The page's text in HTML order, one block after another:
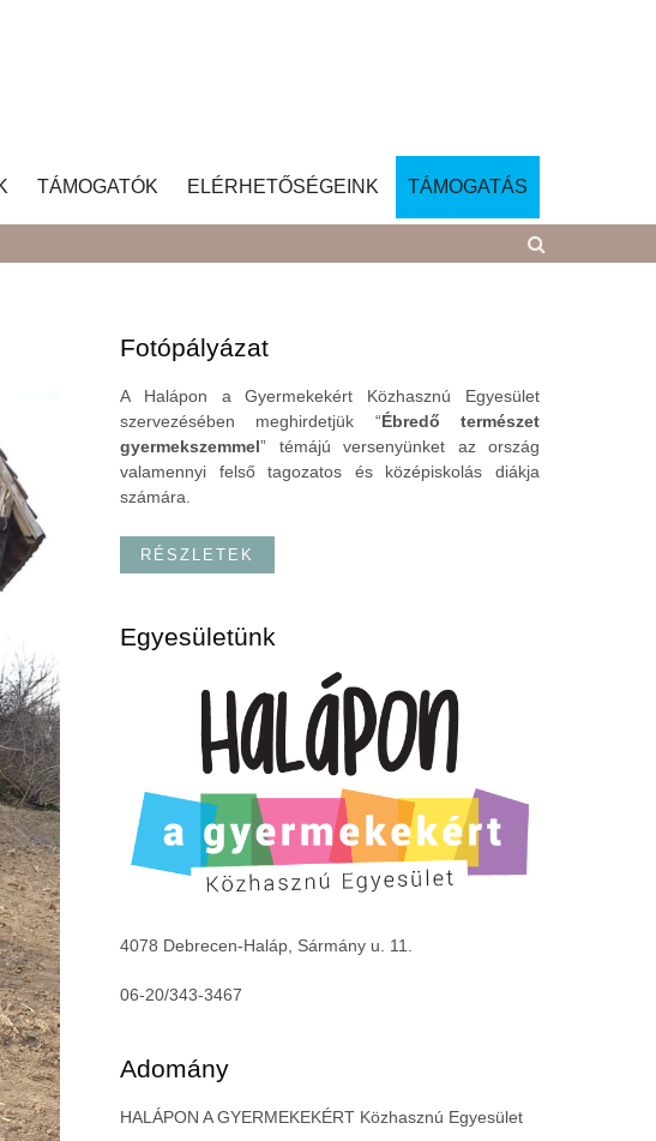
TÁMOGATÓK ELÉRHETŐSÉGEINK TÁMOGATÁS
Fotópályázat
A Halápon a Gyermekekért Közhasznú Egyesület
szervezésében meghirdetjük “Ébredő természet
gyermekszemmel” témájú versenyünket az ország
valamennyi felső tagozatos és középiskolás diákja
számára.
RÉSZLETEK
Egyesületünk
4078 Debrecen-Haláp, Sármány u. 11.
06-20/343-3467
Adomány
HALÁPON A GYERMEKEKÉRT Közhasznú Egyesület